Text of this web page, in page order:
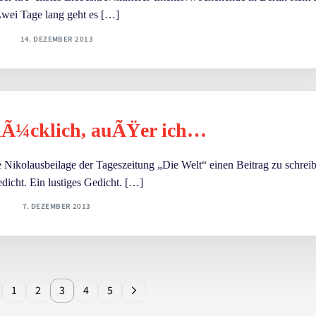
Tage lang geht es […]
14. DEZEMBER 2013
auÃŸer ich…
der Tageszeitung „Die Welt“ einen Beitrag zu
Ein lustiges Gedicht. […]
7. DEZEMBER 2013
1 2 3 4 5